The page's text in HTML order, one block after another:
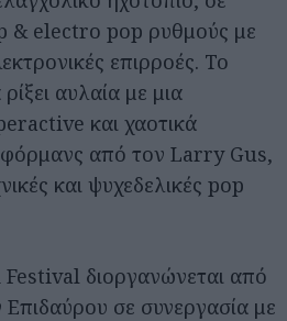
& electro pop ρυθμούς με
επιρροές. Το
αυλαία με μια
και χαοτικά
από τον Larry Gus,
και ψυχεδελικές pop
διοργανώνεται από
σε συνεργασία με